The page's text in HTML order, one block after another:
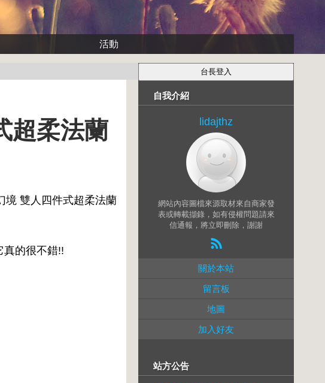
活動
超柔法蘭
境 雙人四件式超柔法蘭
真的很不錯!!
自我介紹
lidajthz
網站內容圖檔來源取材來自商家發
表或轉載擷錄，如有侵權問題請來
信通報，將立即刪除，謝謝
關於本站
留言板
地圖
加入好友
站方公告